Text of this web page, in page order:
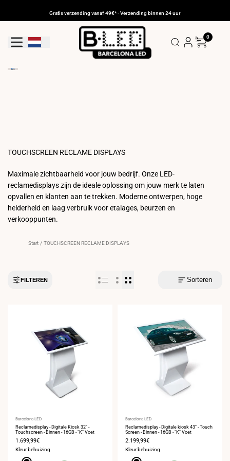
Gratis verzending vanaf 49€* - Verzending binnen 24 uur
Geolocatieknop: Nederland
0
TOUCHSCREEN RECLAME DISPLAYS
Maximale zichtbaarheid voor jouw bedrijf. Onze LED-
reclamedisplays zijn de ideale oplossing om jouw merk te laten
opvallen en klanten aan te trekken. Moderne ontwerpen, hoge
helderheid en laag verbruik voor etalages, beurzen en
verkooppunten.
Start / TOUCHSCREEN RECLAME DISPLAYS
FILTEREN Sorteren
Leverancier:
Barcelona LED
Reclamedisplay - Digitale Kiosk 32" -
Touchscreen - Binnen - 16GB - "K" Voet
Verkoopprijs
1.699,99€
Kleur behuizing
Leverancier:
Barcelona LED
Reclamedisplay - Digitale kiosk 43" - Touch
Screen - Binnen - 16GB - "K" Voet
Verkoopprijs
2.199,99€
Kleur behuizing